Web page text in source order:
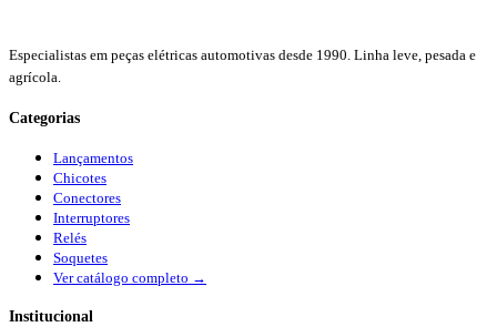
Especialistas em peças elétricas automotivas desde 1990. Linha leve, pesada e
agrícola.
Categorias
Lançamentos
Chicotes
Conectores
Interruptores
Relés
Soquetes
Ver catálogo completo →
Institucional